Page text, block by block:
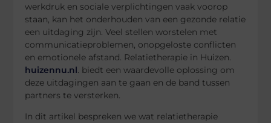
werkdruk en sociale verplichtingen vaak voorop
staan, kan het onderhouden van een gezonde relatie
een uitdaging zijn. Veel stellen worstelen met
communicatieproblemen, onopgeloste conflicten
en emotionele afstand. Relatietherapie in Huizen.
huizennu.nl. biedt een waardevolle oplossing om
deze uitdagingen aan te gaan en de band tussen
partners te versterken.
In dit artikel bespreken we wat relatietherapie